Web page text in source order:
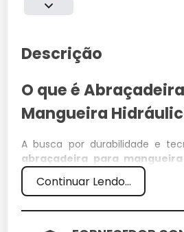
Descrição
O que é
Mangueira
A busca por durabilidade e
abraçadeira para
resposta ideal para demandas
encontra o suporte técnico
Continuar Lendo...